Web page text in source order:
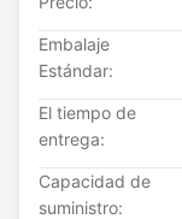
Embalaje
Estándar:
El tiempo de
entrega:
Capacidad de
suministro: